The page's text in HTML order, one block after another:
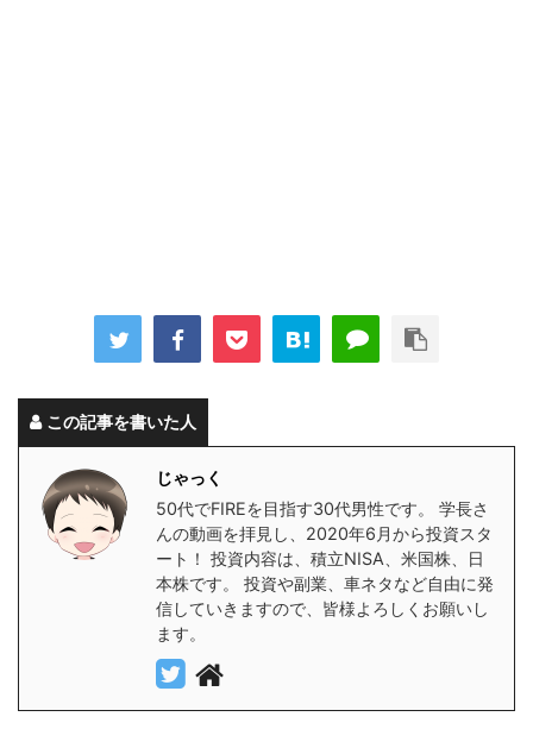
この記事を書いた人
じゃっく
50代でFIREを目指す30代男性です。 学長さ
んの動画を拝見し、2020年6月から投資スタ
ート！ 投資内容は、積立NISA、米国株、日
本株です。 投資や副業、車ネタなど自由に発
信していきますので、皆様よろしくお願いし
ます。